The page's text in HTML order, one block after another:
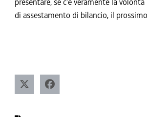
di assestamento di bilancio, il